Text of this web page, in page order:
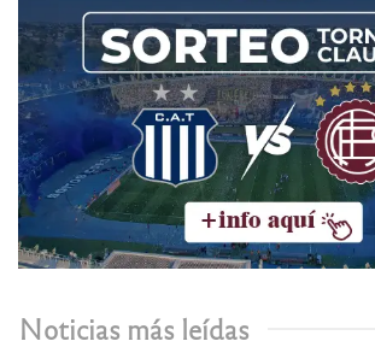
Noticias más leídas